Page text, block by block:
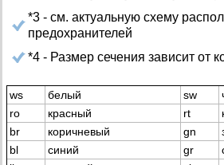
*3 - см. актуальную схему
предохранителей
*4 - Размер сечения зависит от
ws белый sw
ro
красный rt
br
коричневый gn
bl
синий gr